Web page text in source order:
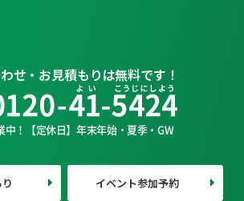
せ・お見積もりは無料です！
中！【定休日】年末年始・夏季・GW
イベント参加予約